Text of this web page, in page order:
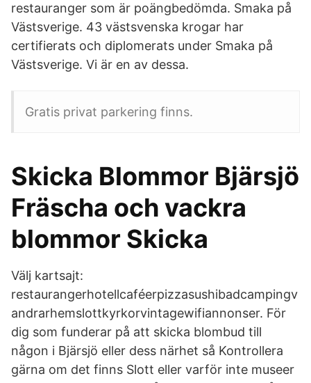
restauranger som är poängbedömda. Smaka på
Västsverige. 43 västsvenska krogar har
certifierats och diplomerats under Smaka på
Västsverige. Vi är en av dessa.
Gratis privat parkering finns.
Skicka Blommor Bjärsjö
Fräscha och vackra
blommor Skicka
Välj kartsajt:
restaurangerhotellcaféerpizzasushibadcampingv
andrarhemslottkyrkorvintagewifiannonser. För
dig som funderar på att skicka blombud till
någon i Bjärsjö eller dess närhet så Kontrollera
gärna om det finns Slott eller varför inte museer